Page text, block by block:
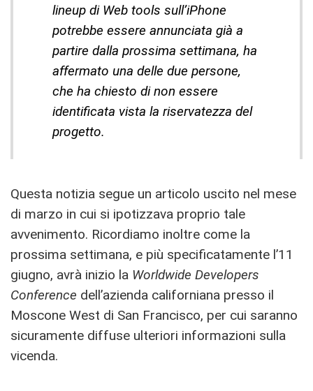
lineup di Web tools sull’iPhone
potrebbe essere annunciata già a
partire dalla prossima settimana, ha
affermato una delle due persone,
che ha chiesto di non essere
identificata vista la riservatezza del
progetto.
Questa notizia segue un articolo uscito nel mese
di marzo in cui si ipotizzava proprio tale
avvenimento. Ricordiamo inoltre come la
prossima settimana, e più specificatamente l’11
giugno, avrà inizio la Worldwide Developers
Conference dell’azienda californiana presso il
Moscone West di San Francisco, per cui saranno
sicuramente diffuse ulteriori informazioni sulla
vicenda.